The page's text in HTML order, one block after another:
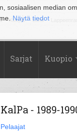
sosiaalisen median
Näytä tiedot
Kuopio Lahti
Sarjat Kuopio
KalPa - 1989-
Pelaajat